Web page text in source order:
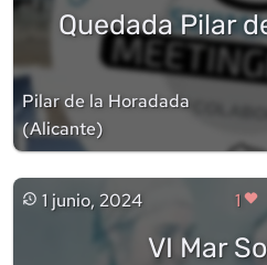
Quedada Pilar
Pilar de la Horadada
(Alicante)
1 junio, 2024 1
VI Mar